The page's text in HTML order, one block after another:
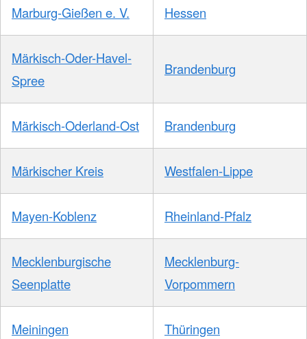
Marburg-Gießen e. V. Hessen
Märkisch-Oder-Havel-
Spree
Brandenburg
Märkisch-Oderland-Ost Brandenburg
Märkischer Kreis Westfalen-Lippe
Mayen-Koblenz Rheinland-Pfalz
Mecklenburgische
Seenplatte
Mecklenburg-
Vorpommern
Meiningen Thüringen